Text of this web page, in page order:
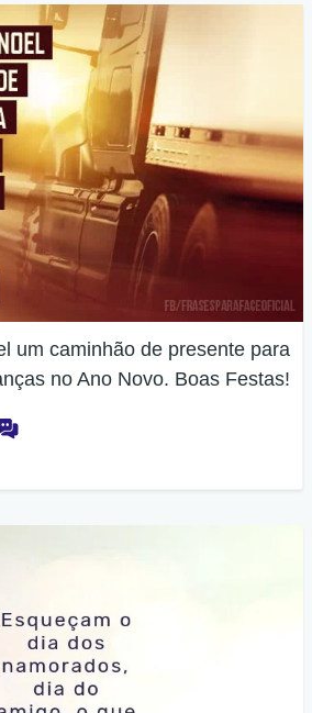
um caminhão de presente para
no Ano Novo. Boas Festas!